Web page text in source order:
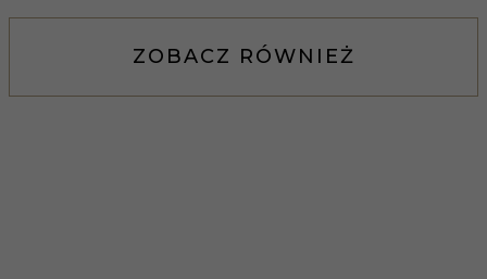
ZOBACZ RÓWNIEŻ